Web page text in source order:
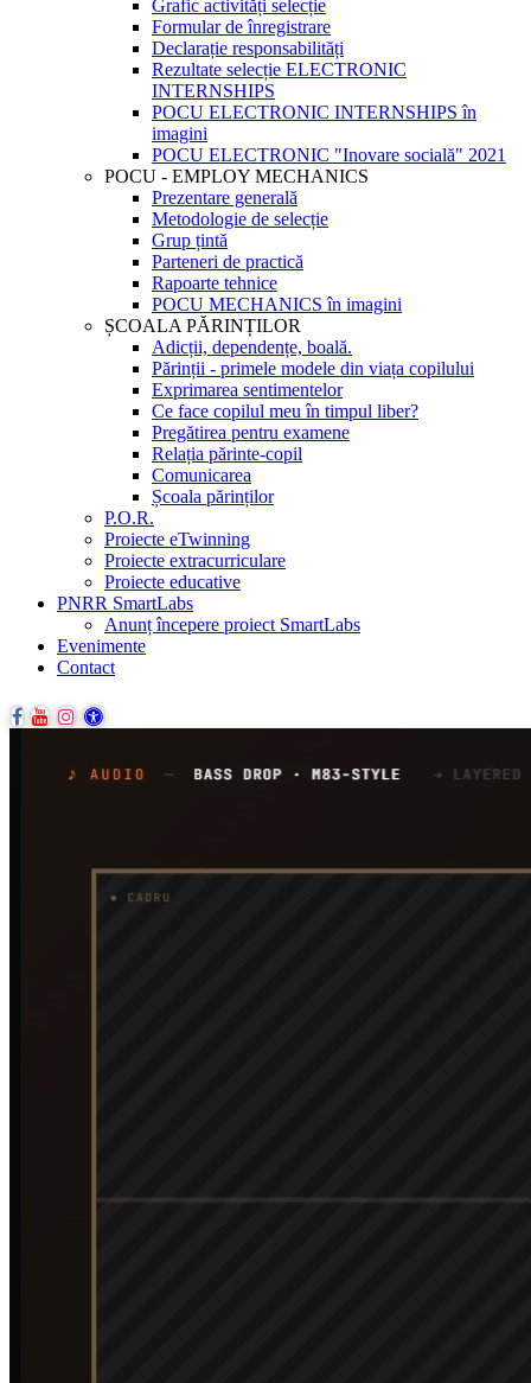
Grafic activități selecție
Formular de înregistrare
Declarație responsabilități
Rezultate selecție ELECTRONIC
INTERNSHIPS
POCU ELECTRONIC INTERNSHIPS în
imagini
POCU ELECTRONIC "Inovare socială" 2021
POCU - EMPLOY MECHANICS
Prezentare generală
Metodologie de selecție
Grup țintă
Parteneri de practică
Rapoarte tehnice
POCU MECHANICS în imagini
ȘCOALA PĂRINȚILOR
Adicții, dependențe, boală.
Părinții - primele modele din viața copilului
Exprimarea sentimentelor
Ce face copilul meu în timpul liber?
Pregătirea pentru examene
Relația părinte-copil
Comunicarea
Școala părinților
P.O.R.
Proiecte eTwinning
Proiecte extracurriculare
Proiecte educative
PNRR SmartLabs
Anunț începere proiect SmartLabs
Evenimente
Contact